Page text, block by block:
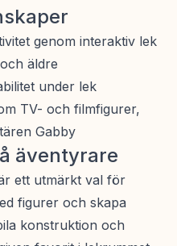
genom interaktiv lek
äldre
under lek
TV- och filmfigurer,
Gabby
äventyrare
ett utmärkt val för
figurer och skapa
konstruktion och